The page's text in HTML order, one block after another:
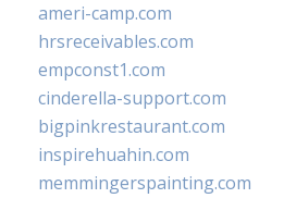
ameri-camp.com
hrsreceivables.com
empconst1.com
cinderella-support.com
bigpinkrestaurant.com
inspirehuahin.com
memmingerspainting.com